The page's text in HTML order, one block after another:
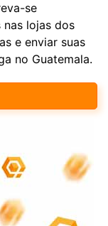
se
lojas dos
e enviar suas
no Guatemala.